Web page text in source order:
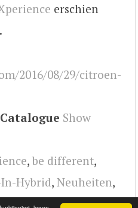
erschien
.
2016/08/29/citroen-
Show
, be different,
Hybrid, Neuheiten,
,paris ,Citroen,radical